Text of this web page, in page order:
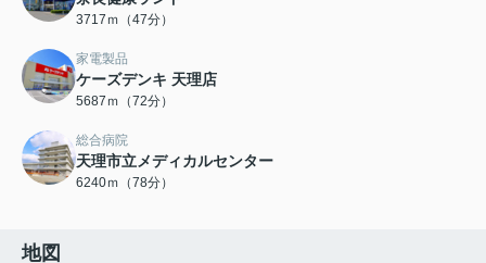
3717ｍ（47分）
家電製品
ケーズデンキ 天理店
5687ｍ（72分）
総合病院
天理市立メディカルセンター
6240ｍ（78分）
地図